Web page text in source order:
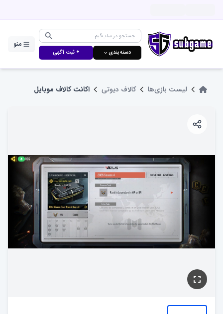
دسته‌بندی ⌵ + ثبت آگهی
منو
لیست بازی‌ها کالاف دیوتی اکانت کالاف موبایل